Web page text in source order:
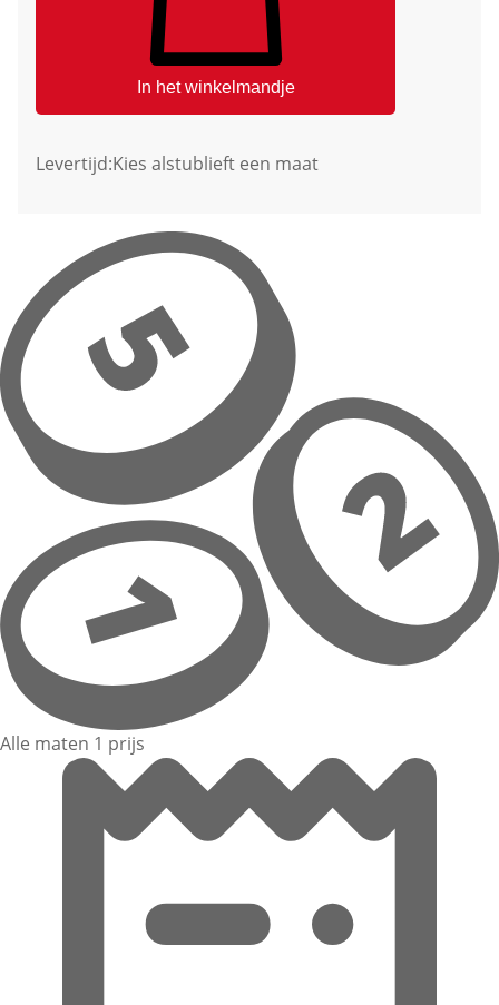
In het winkelmandje
Levertijd:Kies alstublieft een maat
Alle maten 1 prijs